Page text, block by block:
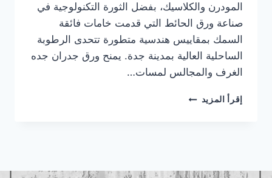
المودرن والكلاسيك، بفضل الثورة التكنولوجية في
صناعة ورق الحائط التي قدمت خامات فائقة
السمك بمقاييس هندسية متطورة تتحدى الرطوبة
الساحلية العالية بمدينة جدة. يمنح ورق جدران جده
الغرف والمجالس لمسات…
إقرأ المزيد معلم
ورق